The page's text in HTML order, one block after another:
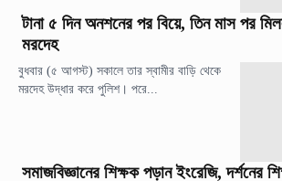
টানা ৫ দিন অনশনের পর বিয়ে, তিন মাস পর
মরদেহ
বুধবার (৫ আগস্ট) সকালে তার স্বামীর বাড়ি থেকে
মরদেহ উদ্ধার করে পুলিশ। পরে...
সমাজবিজ্ঞানের শিক্ষক পড়ান ইংরেজি, দর্শনের